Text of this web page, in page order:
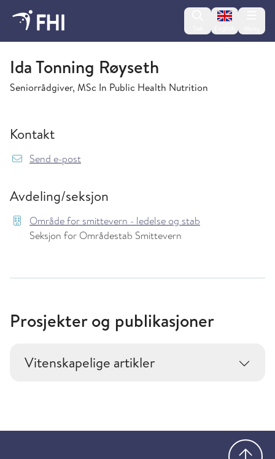
Change
Område for smittevern - ledelse og stab
Ida Tonning Røyseth
Seniorrådgiver, MSc In Public Health Nutrition
Kontakt
Send e-post{model.translations.sendEmailTo}
Avdeling/seksjon
Område for smittevern - ledelse og stab
Seksjon for Områdestab Smittevern
Prosjekter og publikasjoner
Vitenskapelige artikler